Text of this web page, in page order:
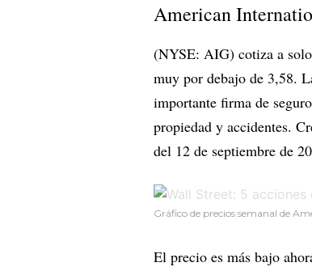
American
(NYSE: AIG) cotiza a
muy por debajo de 3,58.
importante firma de
propiedad y accidentes.
del 12 de septiembre de
Gráfico de precios semanal de
El precio es más bajo